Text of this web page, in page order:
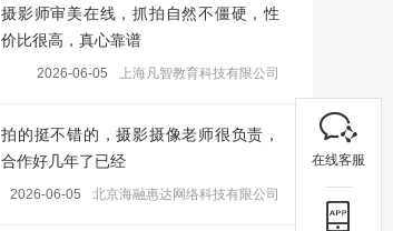
摄影师审美在线，抓拍自然不僵硬，性
价比很高，真心靠谱
2026-06-05 上海凡智教育科技有限公司
拍的挺不错的，摄影摄像老师很负责，
合作好几年了已经
2026-06-05 北京海融惠达网络科技有限公司
在线客服